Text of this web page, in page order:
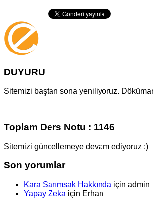
DUYURU
Sitemizi baştan sona yeniliyoruz.
Toplam Ders Notu : 1146
Sitemizi güncellemeye devam ediyoruz :)
Son yorumlar
Kara Sarımsak Hakkında için admin
Yapay Zeka için Erhan